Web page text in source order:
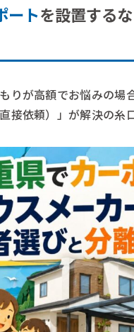
ートを設置する
りが高額でお悩みの場
接依頼）」が解決の糸